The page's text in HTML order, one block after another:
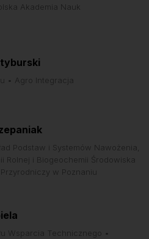
Akademia Nauk
• Agro Integracja
Podstaw i Systemów Nawożenia,
Rolnej i Biogeochemii Środowiska
w Poznaniu
Wsparcia Technicznego •